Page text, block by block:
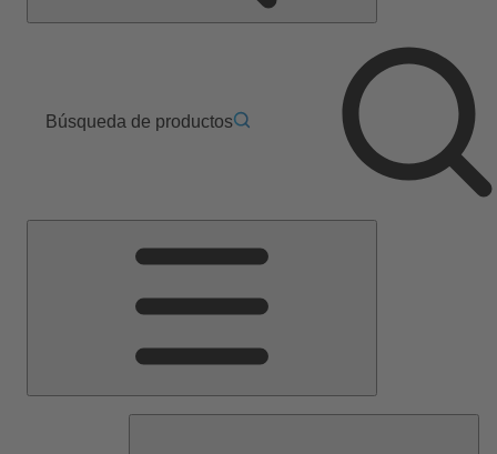
Búsqueda de productos